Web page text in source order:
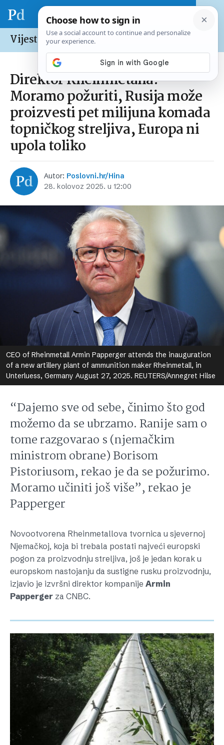
Vijesti /Europska unija
Direktor Rheinmetalla:
Moramo požuriti, Rusija može
proizvesti pet milijuna komada
topničkog streljiva, Europa ni
upola toliko
Autor: Poslovni.hr/Hina
28. kolovoz 2025. u 12:00
CEO of Rheinmetall Armin Papperger attends the inauguration
of a new artillery plant of ammunition maker Rheinmetall, in
Unterluess, Germany August 27, 2025. REUTERS/Annegret Hilse
“Dajemo sve od sebe, činimo što god
možemo da se ubrzamo. Ranije sam o
tome razgovarao s (njemačkim
ministrom obrane) Borisom
Pistoriusom, rekao je da se požurimo.
Moramo učiniti još više”, rekao je
Papperger
Novootvorena Rheinmetallova tvornica u sjevernoj
Njemačkoj, koja bi trebala postati najveći europski
pogon za proizvodnju streljiva, još je jedan korak u
europskom nastojanju da sustigne rusku proizvodnju,
izjavio je izvršni direktor kompanije Armin
Papperger za CNBC.